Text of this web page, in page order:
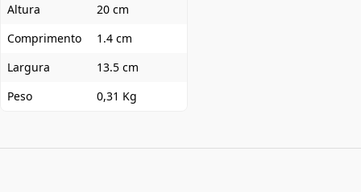
Altura
20 cm
Comprimento
1.4 cm
Largura
13.5 cm
Peso
0,31 Kg